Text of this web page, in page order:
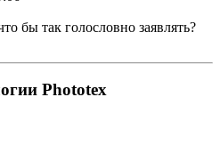
бы так голословно заявлять?
Phototex